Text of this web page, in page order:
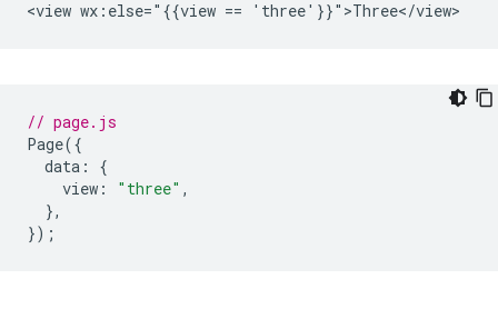
// page.js
Page({
data :
{
view : "three" ,
},
});